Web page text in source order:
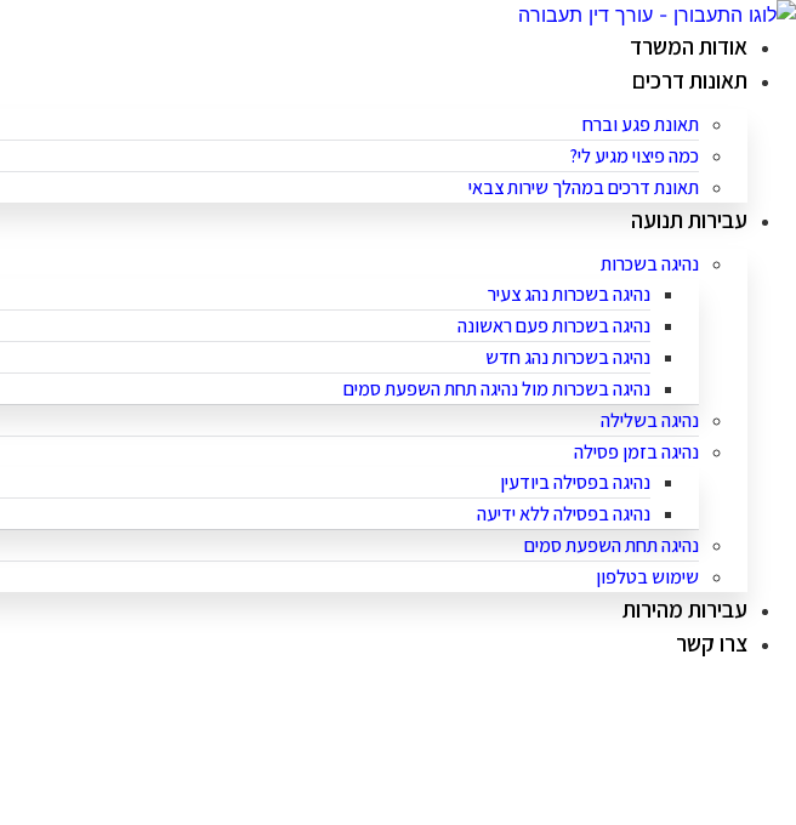
דלג
לתוכן אודות המשרד
תאונות דרכים
תאונת פגע וברח
כמה פיצוי מגיע לי?
תאונת דרכים במהלך שירות צבאי
עבירות תנועה
נהיגה בשכרות
נהיגה בשכרות נהג צעיר
נהיגה בשכרות פעם ראשונה
נהיגה בשכרות נהג חדש
נהיגה בשכרות מול נהיגה תחת השפעת סמים
נהיגה בשלילה
נהיגה בזמן פסילה
נהיגה בפסילה ביודעין
נהיגה בפסילה ללא ידיעה
נהיגה תחת השפעת סמים
שימוש בטלפון
עבירות מהירות
צרו קשר